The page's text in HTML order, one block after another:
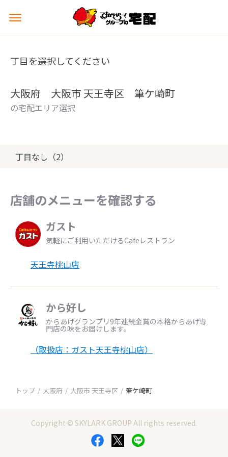
メ
ュ
を
丁目を選択してください
大阪府 大阪市 天王寺区 筆ケ崎町
の宅配エリア選択
丁目なし（2）
店舗のメニューを確認する
ガスト
気軽にご利用いただけるCafeレストラン
天王寺桃山店
から好し
からあげグランプリ9年連続金賞の本格からあげ専
門店の味をお届けします。
（取扱店：ガスト天王寺桃山店）
トップ 大阪府 大阪市 天王寺区 筆ケ崎町
Copyright © SKYLARK GROUP All rights reserved.